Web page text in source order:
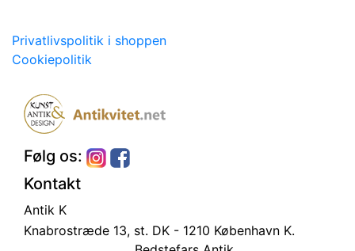
Privatlivspolitik i shoppen
Cookiepolitik
Følg os:
Kontakt
Antik K
Knabrostræde 13, st. DK - 1210 København K.